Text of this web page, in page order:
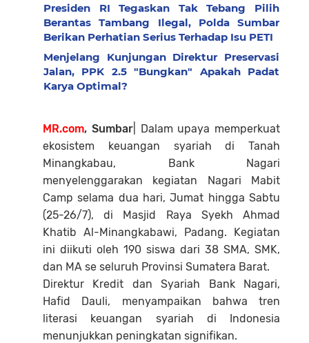
Presiden RI Tegaskan Tak Tebang Pilih
Berantas Tambang Ilegal, Polda Sumbar
Berikan Perhatian Serius Terhadap Isu PETI
Menjelang Kunjungan Direktur Preservasi
Jalan, PPK 2.5 "Bungkan" Apakah Padat
Karya Optimal?
MR.com, Sumbar| Dalam upaya memperkuat
ekosistem keuangan syariah di Tanah
Minangkabau, Bank Nagari
menyelenggarakan kegiatan Nagari Mabit
Camp selama dua hari, Jumat hingga Sabtu
(25-26/7), di Masjid Raya Syekh Ahmad
Khatib Al-Minangkabawi, Padang. Kegiatan
ini diikuti oleh 190 siswa dari 38 SMA, SMK,
dan MA se seluruh Provinsi Sumatera Barat.
Direktur Kredit dan Syariah Bank Nagari,
Hafid Dauli, menyampaikan bahwa tren
literasi keuangan syariah di Indonesia
menunjukkan peningkatan signifikan.